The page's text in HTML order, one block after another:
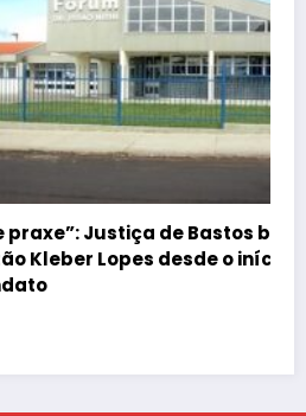
de Bastos barrar atos da
desde o início do